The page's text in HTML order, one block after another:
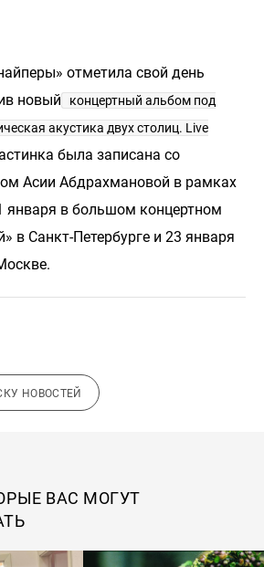
отметила свой день
новый
концертный альбом под
акустика двух столиц. Live
была записана со
Асии Абдрахмановой в рамках
января в большом концертном
в Санкт-Петербурге и 23 января
НОВОСТЕЙ
ВАС МОГУТ